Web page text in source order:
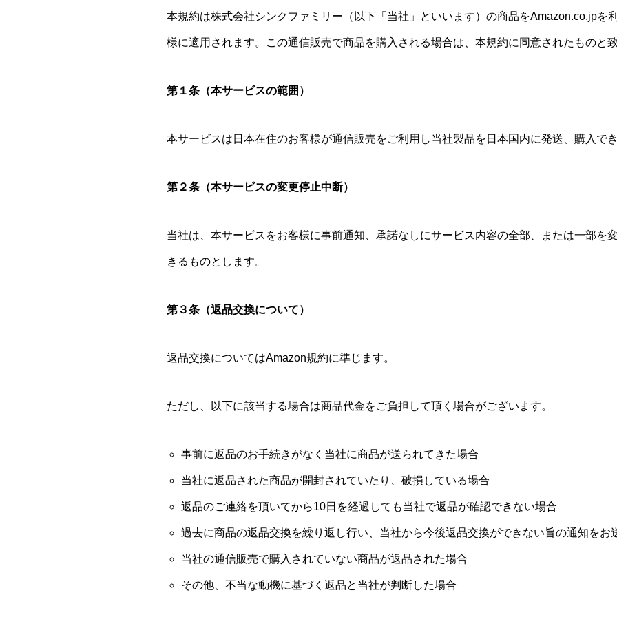
本規約は株式会社シンクファミリー（以下「当社」といいます）の商品をAmazon.co.jpを
様に適用されます。この通信販売で商品を購入される場合は、本規約に同意されたものと致
第１条（本サービスの範囲）
本サービスは日本在住のお客様が通信販売をご利用し当社製品を日本国内に発送、購入で
第２条（本サービスの変更停止中断）
当社は、本サービスをお客様に事前通知、承諾なしにサービス内容の全部、または一部を
きるものとします。
第３条（返品交換について）
返品交換についてはAmazon規約に準じます。
ただし、以下に該当する場合は商品代金をご負担して頂く場合がございます。
事前に返品のお手続きがなく当社に商品が送られてきた場合
当社に返品された商品が開封されていたり、破損している場合
返品のご連絡を頂いてから10日を経過しても当社で返品が確認できない場合
過去に商品の返品交換を繰り返し行い、当社から今後返品交換ができない旨の通知をお
当社の通信販売で購入されていない商品が返品された場合
その他、不当な動機に基づく返品と当社が判断した場合